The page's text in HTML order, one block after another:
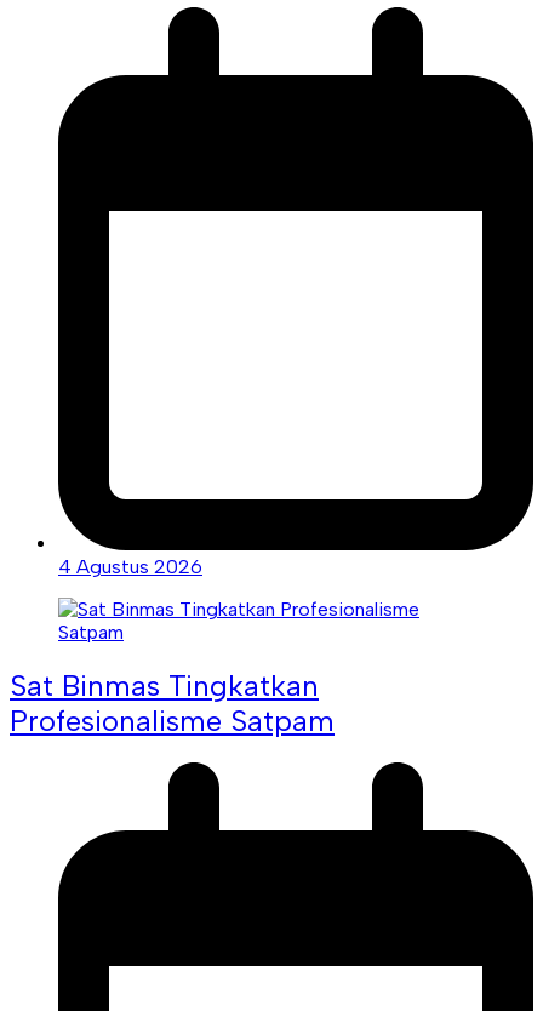
4 Agustus 2026
Sat Binmas Tingkatkan
Profesionalisme Satpam